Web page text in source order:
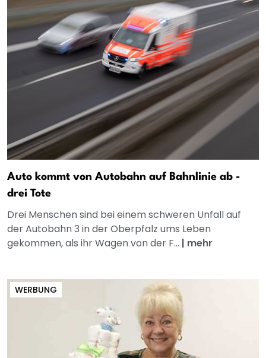
Auto kommt von Autobahn auf Bahnlinie ab -
drei Tote
Drei Menschen sind bei einem schweren Unfall auf
der Autobahn 3 in der Oberpfalz ums Leben
gekommen, als ihr Wagen von der F... | mehr
WERBUNG